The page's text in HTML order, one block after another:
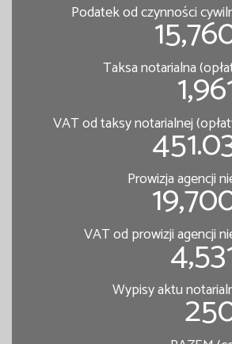
Podatek od czynności
Taksa notarialna
VAT od taksy notarialnej
Prowizja agencji
VAT od prowizji agencji
Wypisy aktu